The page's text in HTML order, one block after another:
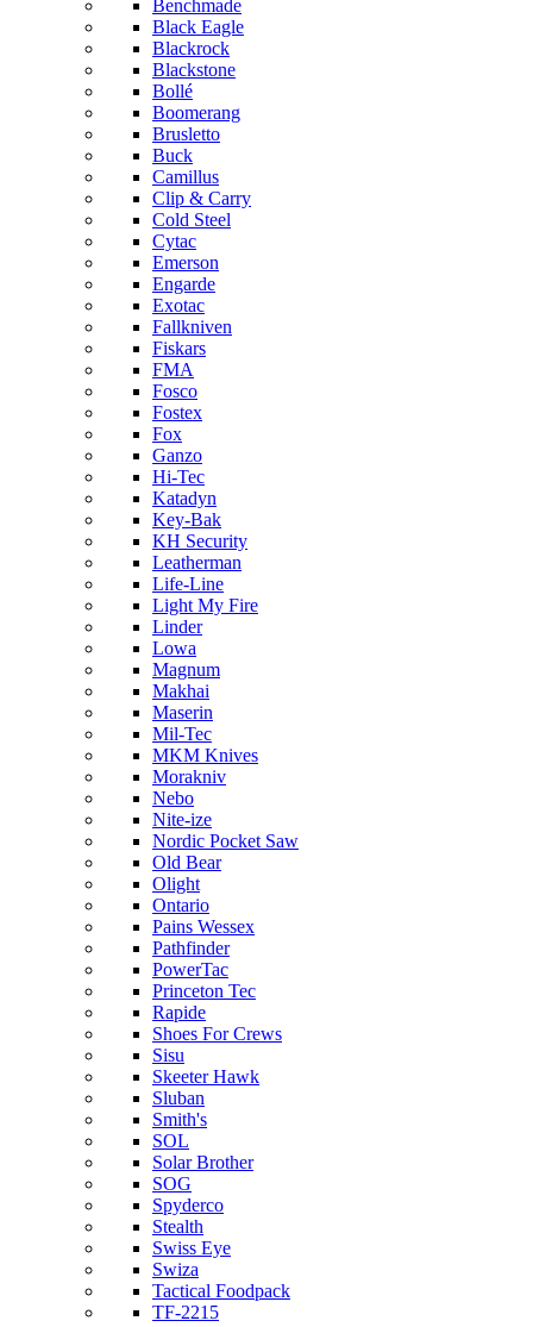
Benchmade
Black Eagle
Blackrock
Blackstone
Bollé
Boomerang
Brusletto
Buck
Camillus
Clip & Carry
Cold Steel
Cytac
Emerson
Engarde
Exotac
Fallkniven
Fiskars
FMA
Fosco
Fostex
Fox
Ganzo
Hi-Tec
Katadyn
Key-Bak
KH Security
Leatherman
Life-Line
Light My Fire
Linder
Lowa
Magnum
Makhai
Maserin
Mil-Tec
MKM Knives
Morakniv
Nebo
Nite-ize
Nordic Pocket Saw
Old Bear
Olight
Ontario
Pains Wessex
Pathfinder
PowerTac
Princeton Tec
Rapide
Shoes For Crews
Sisu
Skeeter Hawk
Sluban
Smith's
SOL
Solar Brother
SOG
Spyderco
Stealth
Swiss Eye
Swiza
Tactical Foodpack
TF-2215